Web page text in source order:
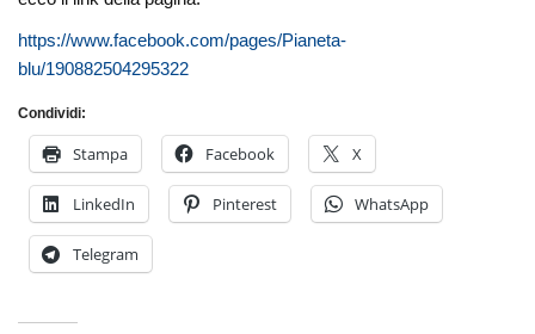
https://www.facebook.com/pages/Pianeta-
blu/190882504295322
Condividi:
Stampa Facebook X
LinkedIn Pinterest WhatsApp
Telegram